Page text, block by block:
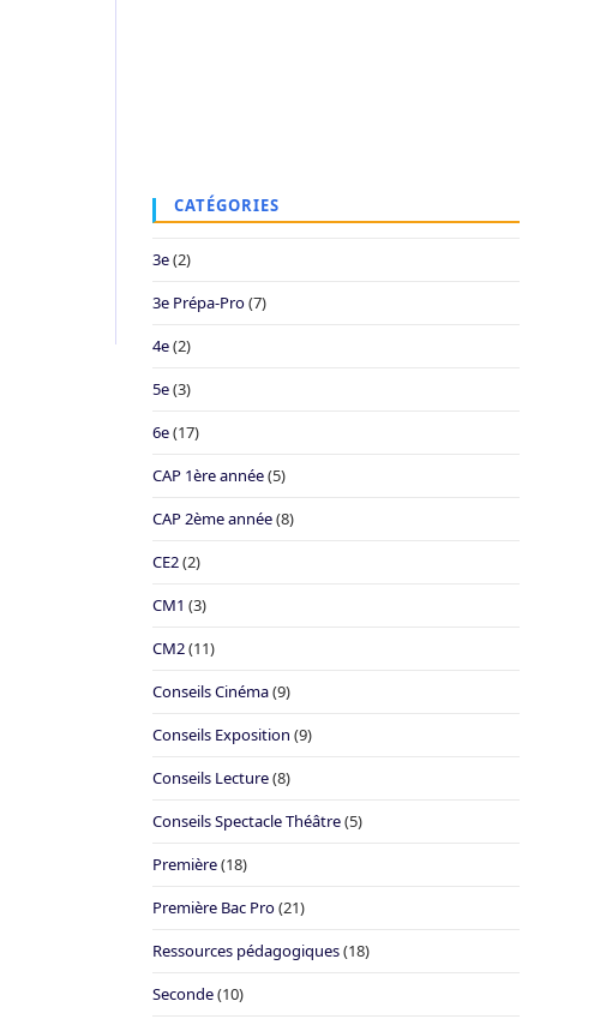
CATÉGORIES
3e(2)
3e Prépa-Pro(7)
4e(2)
5e(3)
6e(17)
CAP 1ère année(5)
CAP 2ème année(8)
CE2(2)
CM1 (3)
CM2(11)
Conseils Cinéma(9)
Conseils Exposition (9)
Conseils Lecture(8)
Conseils Spectacle Théâtre(5)
Première(18)
Première Bac Pro(21)
Ressources pédagogiques(18)
Seconde(10)